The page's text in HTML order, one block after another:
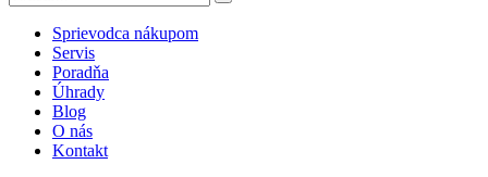
Sprievodca nákupom
Servis
Poradňa
Úhrady
Blog
O nás
Kontakt